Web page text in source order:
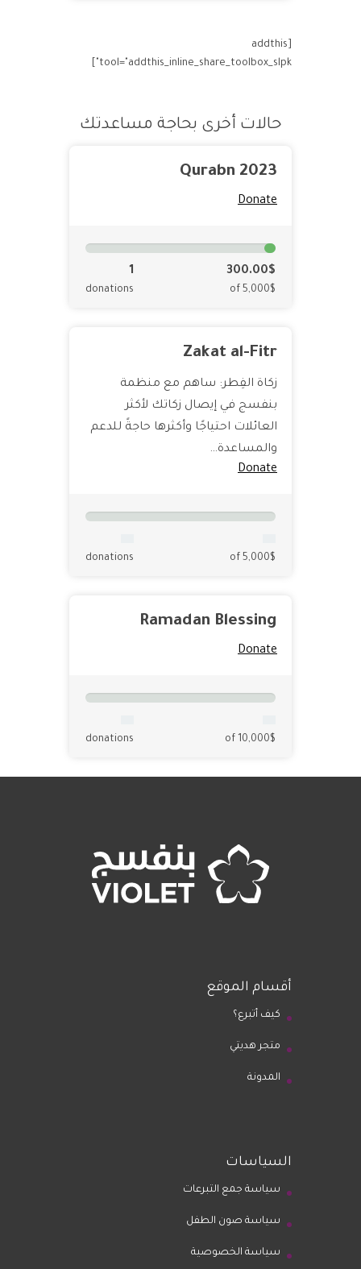
[addthis
tool="addthis_inline_share_toolbox_slpk"]
حالات أخرى بحاجة مساعدتك
Qurabn 2023
Donate
300.00$
of 5,000$
1
donations
Zakat al-Fitr
زكاة الفِطر: ساهم مع منظمة
بنفسج في إيصال زكاتك لأكثر
العائلات احتياجًا وأكثرها حاجةً للدعم
والمساعدة…
Donate
of 5,000$
donations
Ramadan Blessing
Donate
of 10,000$
donations
أقسام الموقع
كيف أتبرع؟
متجر هديتي
المدونة
السياسات
سياسة جمع التبرعات
سياسة صون الطفل
سياسة الخصوصية